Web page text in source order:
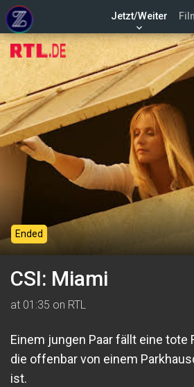
Jetzt/Weiter
keyboard_arrow_down
Ended
CSI: Miami
at 01:35 on RTL
Einem jungen Paar fällt eine tote
die offenbar von einem
ist.